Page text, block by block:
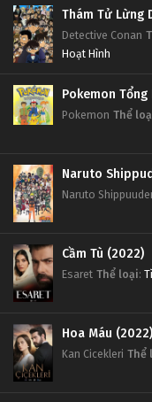
Thám Tử Lừng
Detective Conan
Hoạt Hình
Pokemon Tổng
Pokemon Thể
Naruto
Naruto
Cầm Tù (2022)
Esaret Thể loại:
Hoa Máu (2022)
Kan Cicekleri Thể